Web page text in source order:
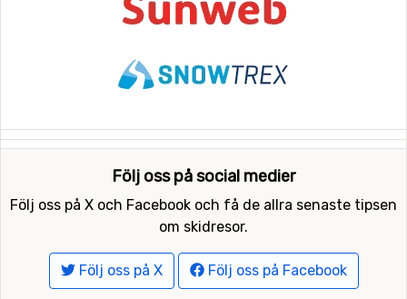
Följ oss på social medier
Följ oss på X och Facebook och få de allra senaste tipsen
om skidresor.
Följ oss på X Följ oss på Facebook